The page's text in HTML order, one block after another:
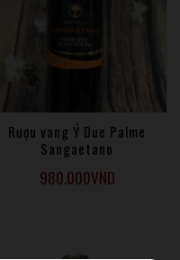
Rượu vang Ý Due Palme
Sangaetano
980.000VND